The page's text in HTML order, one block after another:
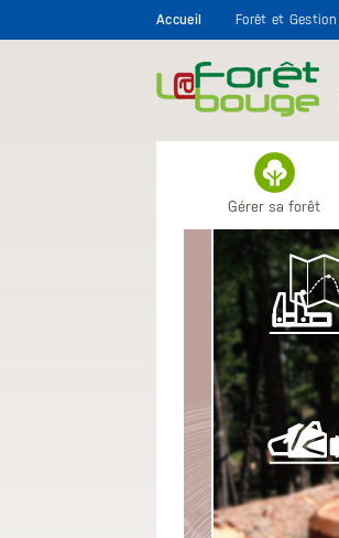
Accueil
Forêt et Gestion
Gérer sa forêt